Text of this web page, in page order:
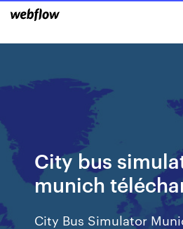
City bus
munich
City Bus Simulator